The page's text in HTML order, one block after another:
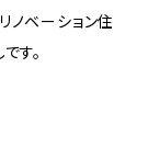
ノベーション住
す。